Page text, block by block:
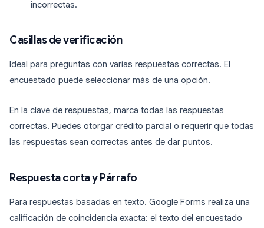
incorrectas.
Casillas de verificación
Ideal para preguntas con varias respuestas correctas. El
encuestado puede seleccionar más de una opción.
En la clave de respuestas, marca todas las respuestas
correctas. Puedes otorgar crédito parcial o requerir que todas
las respuestas sean correctas antes de dar puntos.
Respuesta corta y Párrafo
Para respuestas basadas en texto. Google Forms realiza una
calificación de coincidencia exacta: el texto del encuestado